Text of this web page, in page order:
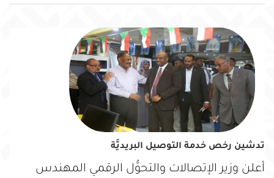
تدشين رخص خدمة التوصيل البريديَّة
أعلن وزير الإتصالات والتحوُّل الرقمي المهندس